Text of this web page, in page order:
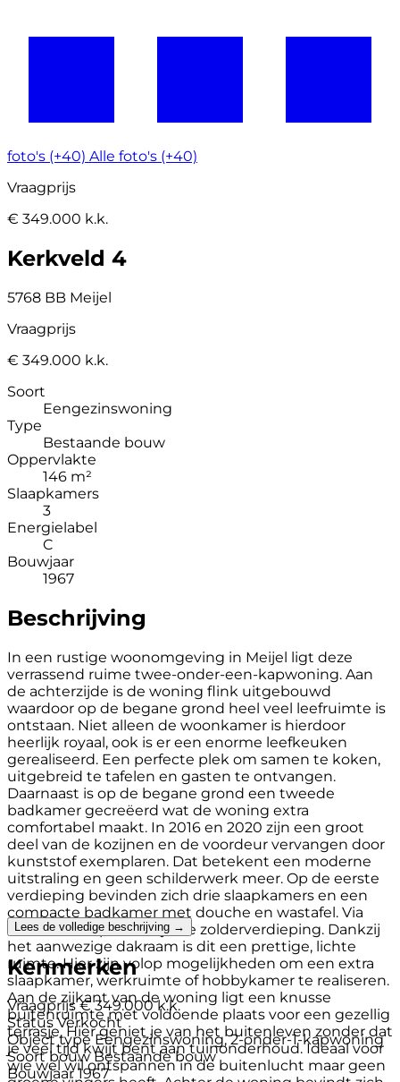
foto's (+40) Alle foto's (+40)
Vraagprijs
€ 349.000 k.k.
Kerkveld 4
5768 BB Meijel
Vraagprijs
€ 349.000 k.k.
Soort
Eengezinswoning
Type
Bestaande bouw
Oppervlakte
146 m²
Slaapkamers
3
Energielabel
C
Bouwjaar
1967
Beschrijving
In een rustige woonomgeving in Meijel ligt deze
verrassend ruime twee-onder-een-kapwoning. Aan
de achterzijde is de woning flink uitgebouwd
waardoor op de begane grond heel veel leefruimte is
ontstaan. Niet alleen de woonkamer is hierdoor
heerlijk royaal, ook is er een enorme leefkeuken
gerealiseerd. Een perfecte plek om samen te koken,
uitgebreid te tafelen en gasten te ontvangen.
Daarnaast is op de begane grond een tweede
badkamer gecreëerd wat de woning extra
comfortabel maakt. In 2016 en 2020 zijn een groot
deel van de kozijnen en de voordeur vervangen door
kunststof exemplaren. Dat betekent een moderne
uitstraling en geen schilderwerk meer. Op de eerste
verdieping bevinden zich drie slaapkamers en een
compacte badkamer met douche en wastafel. Via
een vaste trap bereik je de zolderverdieping. Dankzij
het aanwezige dakraam is dit een prettige, lichte
ruimte. Hier zijn volop mogelijkheden om een extra
slaapkamer, werkruimte of hobbykamer te realiseren.
Aan de zijkant van de woning ligt een knusse
buitenruimte met voldoende plaats voor een gezellig
terrasje. Hier geniet je van het buitenleven zonder dat
je veel tijd kwijt bent aan tuinonderhoud. Ideaal voor
wie wel wil ontspannen in de buitenlucht maar geen
Lees de volledige beschrijving →
Kenmerken
Vraagprijs € 349.000 k.k.
Status Verkocht
Object type Eengezinswoning, 2-onder-1-kapwoning
Soort bouw Bestaande bouw
Bouwjaar 1967